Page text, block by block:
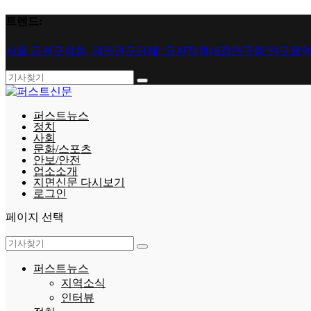
서울 금천구의회, 의원연구단체 ‘금천정책재정연구회’연구용
퍼스트뉴스
정치
사회
문화/스포츠
안보/안전
업소소개
지면신문 다시보기
로그인
페이지 선택
퍼스트뉴스
지역소식
인터뷰